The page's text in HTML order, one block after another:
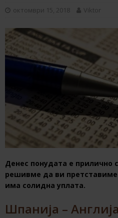
октомври 15, 2018 Viktor
Денес понудата е прилично
решивме да ви претставиме
има солидна уплата.
Шпанија –